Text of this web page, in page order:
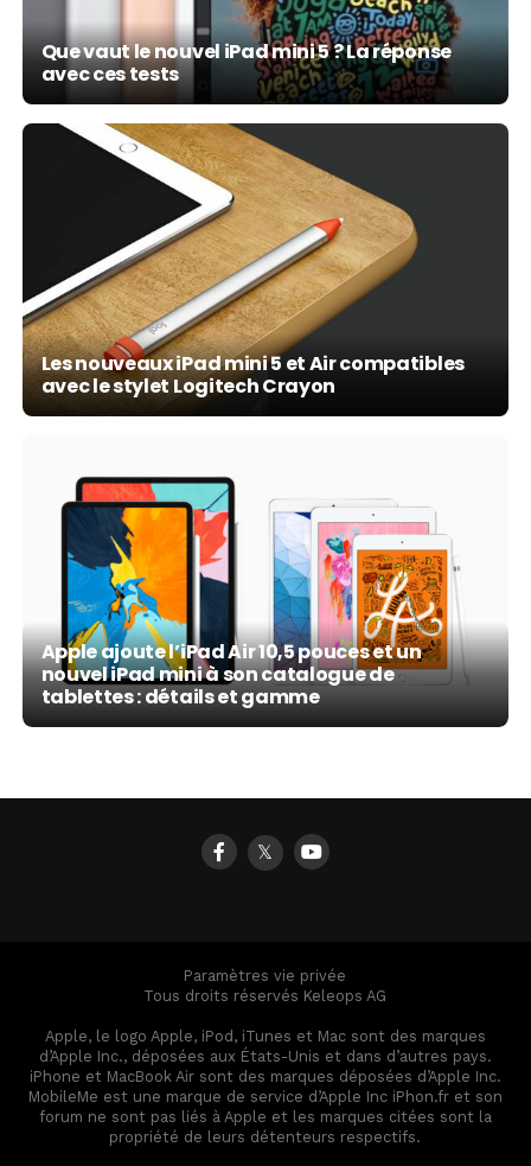
Que vaut le nouvel iPad mini 5 ? La réponse
avec ces tests
Les nouveaux iPad mini 5 et Air compatibles
avec le stylet Logitech Crayon
Apple ajoute l’iPad Air 10,5 pouces et un
nouvel iPad mini à son catalogue de
tablettes : détails et gamme
𝕏
Paramètres vie privée
Tous droits réservés Keleops AG
Apple, le logo Apple, iPod, iTunes et Mac sont des marques
d’Apple Inc., déposées aux États-Unis et dans d’autres pays.
iPhone et MacBook Air sont des marques déposées d’Apple Inc.
MobileMe est une marque de service d’Apple Inc iPhon.fr et son
forum ne sont pas liés à Apple et les marques citées sont la
propriété de leurs détenteurs respectifs.